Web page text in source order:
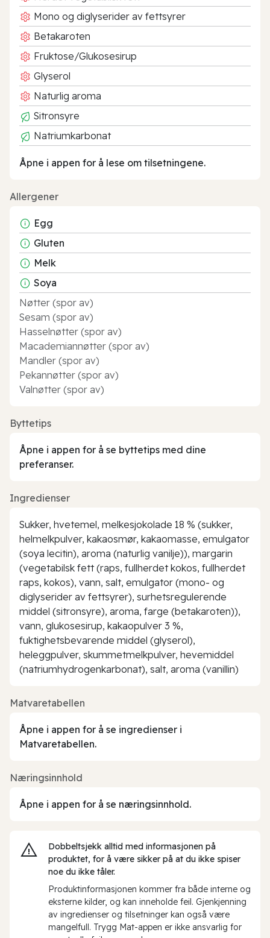
Mono og diglyserider av fettsyrer
Betakaroten
Fruktose/Glukosesirup
Glyserol
Naturlig aroma
Sitronsyre
Natriumkarbonat
Åpne i appen for å lese om tilsetningene.
Allergener
Egg
Gluten
Melk
Soya
Nøtter (spor av)
Sesam (spor av)
Hasselnøtter (spor av)
Macademiannøtter (spor av)
Mandler (spor av)
Pekannøtter (spor av)
Valnøtter (spor av)
Byttetips
Åpne i appen for å se byttetips med dine
preferanser.
Ingredienser
Sukker, hvetemel, melkesjokolade 18 % (sukker,
helmelkpulver, kakaosmør, kakaomasse, emulgator
(soya lecitin), aroma (naturlig vanilje)), margarin
(vegetabilsk fett (raps, fullherdet kokos, fullherdet
raps, kokos), vann, salt, emulgator (mono- og
diglyserider av fettsyrer), surhetsregulerende
middel (sitronsyre), aroma, farge (betakaroten)),
vann, glukosesirup, kakaopulver 3 %,
fuktighetsbevarende middel (glyserol),
heleggpulver, skummetmelkpulver, hevemiddel
(natriumhydrogenkarbonat), salt, aroma (vanillin)
Matvaretabellen
Åpne i appen for å se ingredienser i
Matvaretabellen.
Næringsinnhold
Åpne i appen for å se næringsinnhold.
Dobbeltsjekk alltid med informasjonen på
produktet, for å være sikker på at du ikke spiser
noe du ikke tåler.
Produktinformasjonen kommer fra både interne og
eksterne kilder, og kan inneholde feil. Gjenkjenning
av ingredienser og tilsetninger kan også være
mangelfull. Trygg Mat-appen er ikke ansvarlig for